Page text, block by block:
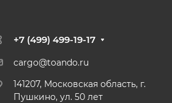
+7 (499) 499-19-17
cargo@toando.ru
141207, Московская область, г.
Пушкино, ул. 50 лет